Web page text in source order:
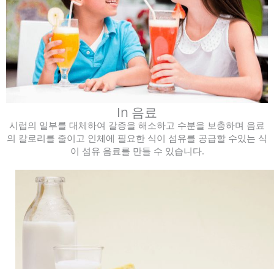
In 음료
시럽의 일부를 대체하여 갈증을 해소하고 수분을 보충하며 음료
의 칼로리를 줄이고 인체에 필요한 식이 섬유를 공급할 수있는 식
이 섬유 음료를 만들 수 있습니다.